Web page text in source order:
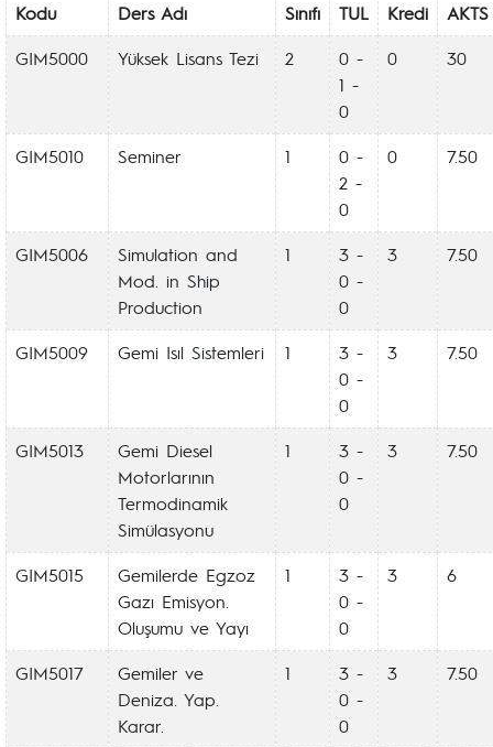
Kodu
Ders Adı Sınıfı TUL Kredi
AKTS
GIM5000
Yüksek Lisans Tezi 2
0 -
1 -
0
0 30
GIM5010 Seminer 1
0 -
2 -
0
0 7.50
GIM5006
Simulation and
Mod. in Ship
Production
1
3 -
0 -
0
3 7.50
GIM5009 Gemi Isıl Sistemleri 1
3 -
0 -
0
3 7.50
GIM5013
Gemi Diesel
Motorlarının
Termodinamik
Simülasyonu
1
3 -
0 -
0
3 7.50
GIM5015
Gemilerde Egzoz
Gazı Emisyon.
Oluşumu ve Yayı
1
3 -
0 -
0
3 6
GIM5017
Gemiler ve
Deniza. Yap.
Karar.
1
3 -
0 -
0
3 7.50